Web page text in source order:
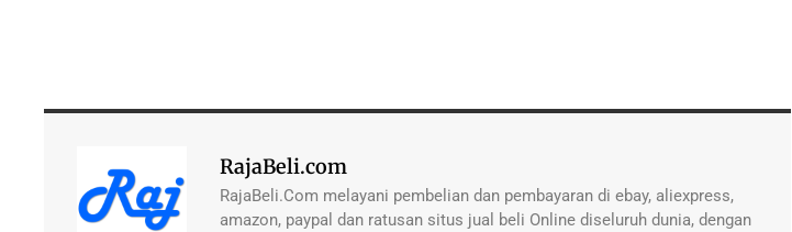
RajaBeli.com
RajaBeli.Com melayani pembelian dan pembayaran di ebay, aliexpress,
amazon, paypal dan ratusan situs jual beli Online diseluruh dunia, dengan